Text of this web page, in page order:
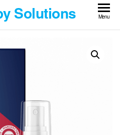
Solutions Menu